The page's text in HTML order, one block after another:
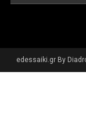
edessaiki.gr By